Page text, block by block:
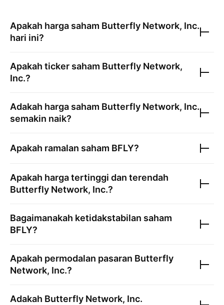
Apakah harga saham Butterfly Network, Inc.
hari ini?
Apakah ticker saham Butterfly Network,
Inc.?
Adakah harga saham Butterfly Network, Inc.
semakin naik?
Apakah ramalan saham BFLY?
Apakah harga tertinggi dan terendah
Butterfly Network, Inc.?
Bagaimanakah ketidakstabilan saham
BFLY?
Apakah permodalan pasaran Butterfly
Network, Inc.?
Adakah Butterfly Network, Inc.